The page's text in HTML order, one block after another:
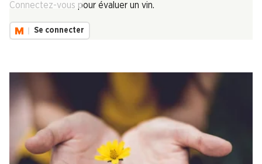
Connectez-vous pour évaluer un vin.
Se connecter